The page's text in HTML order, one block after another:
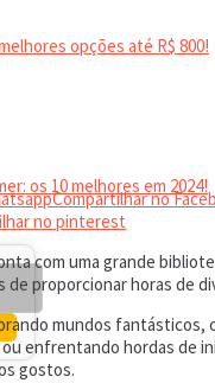
opções até R$ 800!
os 10 melhores em 2024!
Compartilhar no
no pinterest
com uma grande
de proporcionar horas de
mundos fantásticos,
enfrentando hordas de
gostos.